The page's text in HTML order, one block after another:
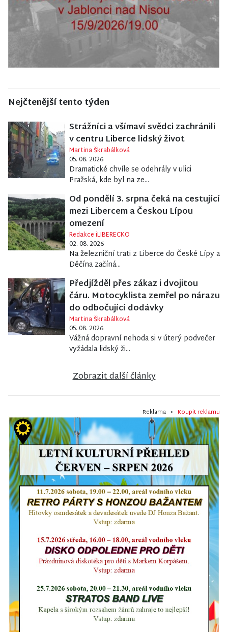
Nejčtenější tento týden
Strážníci a všímaví svědci zachránili
v centru Liberce lidský život
Martina Škrabálková
05. 08. 2026
Dramatické chvíle se odehrály v ulici
Pražská, kde byl na ze...
Od pondělí 3. srpna čeká na cestující
mezi Libercem a Českou Lípou
omezení
Redakce iLIBERECKO
02. 08. 2026
Na železniční trati z Liberce do České Lípy a
Děčína začíná...
Předjížděl přes zákaz i dvojitou
čáru. Motocyklista zemřel po nárazu
do odbočující dodávky
Martina Škrabálková
05. 08. 2026
Vážná dopravní nehoda si v úterý podvečer
vyžádala lidský ži...
Zobrazit další články
Reklama • Koupit reklamu